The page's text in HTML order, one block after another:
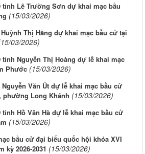
tỉnh Lê Trường Sơn dự khai mạc bầu
(15/03/2026)
Thị Hằng dự khai mạc bầu cử tại
03/2026)
tỉnh Nguyễn Thị Hoàng dự lễ khai mạc
Phước (15/03/2026)
Văn Út dự lễ khai mạc bầu cử
Long Khánh (15/03/2026)
tỉnh Hồ Văn Hà dự lễ khai mạc bầu cử
(15/03/2026)
bầu cử đại biểu quốc hội khóa XVI
kỳ 2026-2031 (15/03/2026)